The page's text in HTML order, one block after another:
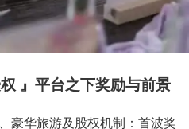
』平台之下奖励与前景
豪华旅游及股权机制：首波奖